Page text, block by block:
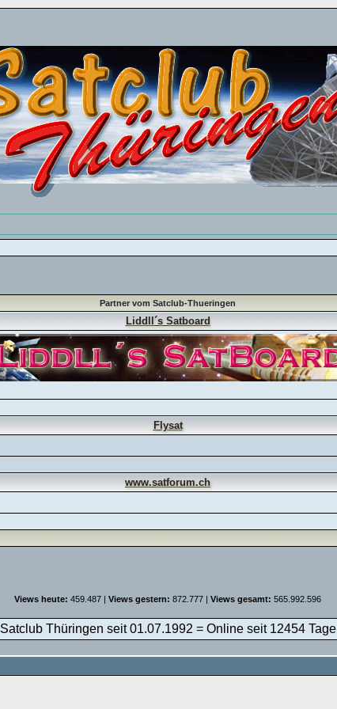
Partner vom Satclub-Thueringen
Liddll´s Satboard
Flysat
www.satforum.ch
Views heute: 459.487 | Views gestern: 872.777 | Views gesamt: 565.992.596
Satclub Thüringen seit 01.07.1992 = Online seit 12454 Tage